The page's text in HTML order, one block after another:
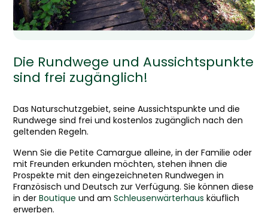
Die Rundwege und Aussichtspunkte
sind frei zugänglich!
Das Naturschutzgebiet, seine Aussichtspunkte und die
Rundwege sind frei und kostenlos zugänglich nach den
geltenden Regeln.
Wenn Sie die Petite Camargue alleine, in der Familie oder
mit Freunden erkunden möchten, stehen ihnen die
Prospekte mit den eingezeichneten Rundwegen in
Französisch und Deutsch zur Verfügung. Sie können diese
in der Boutique und am Schleusenwärterhaus käuflich
erwerben.